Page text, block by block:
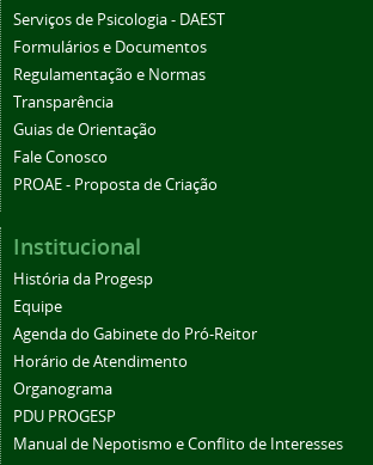
Serviços de Psicologia - DAEST
Formulários e Documentos
Regulamentação e Normas
Transparência
Guias de Orientação
Fale Conosco
PROAE - Proposta de Criação
Institucional
História da Progesp
Equipe
Agenda do Gabinete do Pró-Reitor
Horário de Atendimento
Organograma
PDU PROGESP
Manual de Nepotismo e Conflito de Interesses